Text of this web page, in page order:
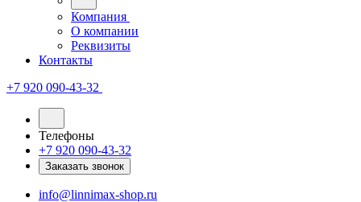
Компания
О компании
Реквизиты
Контакты
+7 920 090-43-32
Телефоны
+7 920 090-43-32
Заказать звонок
info@linnimax-shop.ru